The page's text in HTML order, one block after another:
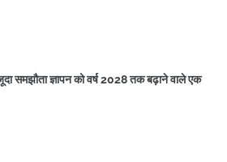
समझौता ज्ञापन को वर्ष 2028 तक बढ़ाने वाले एक